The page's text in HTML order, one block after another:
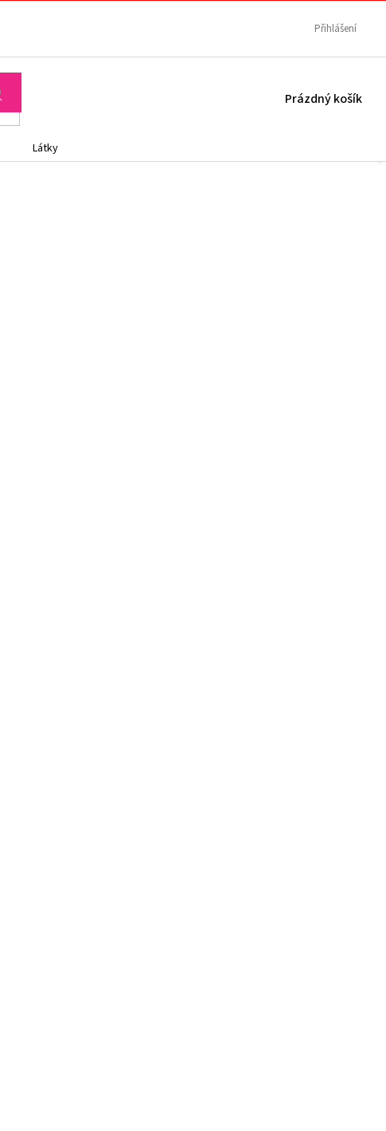
Přihlášení
NÁKUPNÍ
Prázdný košík
Látky